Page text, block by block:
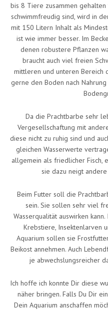
bis 8 Tiere zusammen
schwimmfreudig sind, wird in
mit 150 Litern Inhalt als
ist wie immer besser. Im
denen robustere Pflanzen
braucht auch viel freien
mittleren und unteren Bereich
gerne den Boden nach
Da die Prachtbarbe sehr
Vergesellschaftung mit
diese nicht zu ruhig sind und
gleichen Wasserwerte
allgemein als friedlicher Fisch,
sie dazu neigt
Beim Futter soll die
sein. Sie sollen sehr viel
Wasserqualität auswirken
Krebstiere, Insektenlarven
Aquarium sollen sie
Beikost annehmen. Auch
je abwechslungsreicher
Ich hoffe ich konnte Dir diese
näher bringen. Falls Du Dir
Dein Aquarium anschaffen